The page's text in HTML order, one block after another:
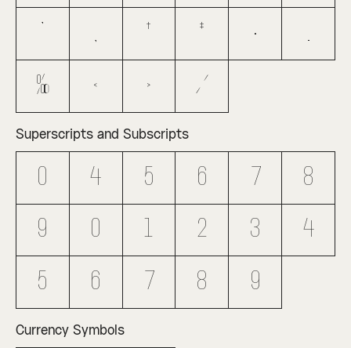
„ † ‡ • …
‰ ‹ › ⁄
Superscripts and Subscripts
⁰ ⁴ ⁵ ⁶ ⁷ ⁸
⁹ ₀ ₁ ₂ ₃ ₄
₅ ₆ ₇ ₈ ₉
Currency Symbols